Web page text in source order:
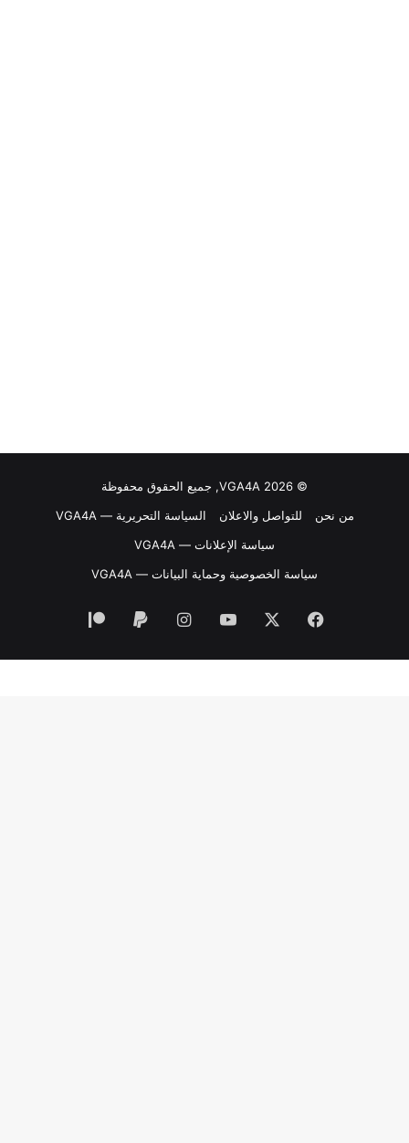
© VGA4A 2026, جميع الحقوق محفوظة
من نحن
للتواصل والاعلان
السياسة التحريرية — VGA4A
سياسة الإعلانات — VGA4A
سياسة الخصوصية وحماية البيانات — VGA4A
فيسبوك ‫YouTubeانستقرام
‏Paypal
‫Patreon